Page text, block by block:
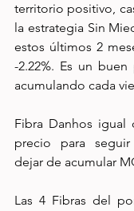
territorio positivo,
la estrategia Sin
estos últimos 2
-2.22%. Es un
acumulando cada
Fibra Danhos igual
precio para
dejar de acumular
Las 4 Fibras del